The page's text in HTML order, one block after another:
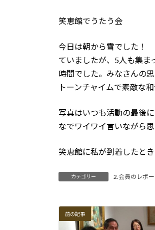
笑恵館でうたう会
今日は朝から雪でした！
ていましたが、 5人も集
時間でした。みなさんの
トーンチャイムで素敵な
写真はいつも活動の最後
なでワイワイ言いながら思
笑恵館に私が到着したと
カテゴリー 2.会員のレポー
前の記事